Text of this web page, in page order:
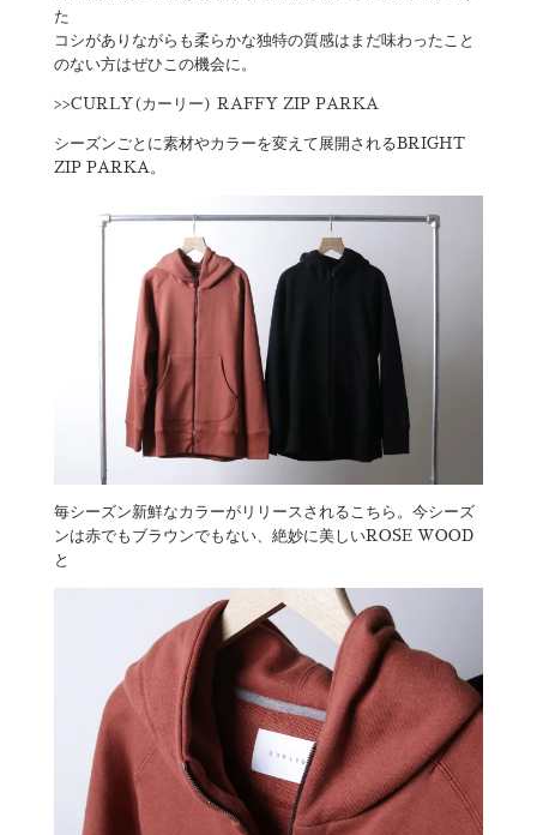
た
コシがありながらも柔らかな独特の質感はまだ味わったこと
のない方はぜひこの機会に。
>>CURLY(カーリー) RAFFY ZIP PARKA
シーズンごとに素材やカラーを変えて展開されるBRIGHT
ZIP PARKA。
毎シーズン新鮮なカラーがリリースされるこちら。今シーズ
ンは赤でもブラウンでもない、絶妙に美しいROSE WOOD
と